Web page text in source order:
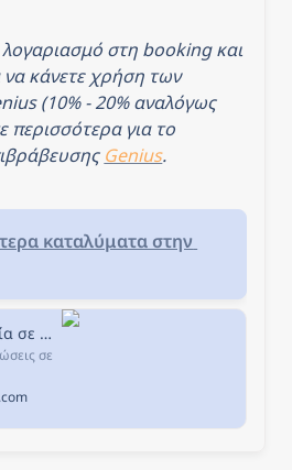
στη booking και
να κάνετε χρήση των
(10% - 20% αναλόγως
περισσότερα για το
Genius.
καταλύματα στην
3114 ξενοδοχεία σε Βιέννη, Αυστρία.
σε